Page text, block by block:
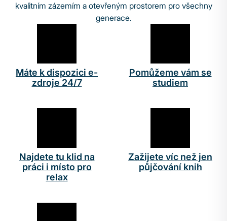
kvalitním zázemím a otevřeným prostorem pro všechny
generace.
Máte k dispozici e-
zdroje 24/7
Pomůžeme vám se
studiem
Najdete tu klid na
práci i místo pro
relax
Zažijete víc než jen
půjčování knih